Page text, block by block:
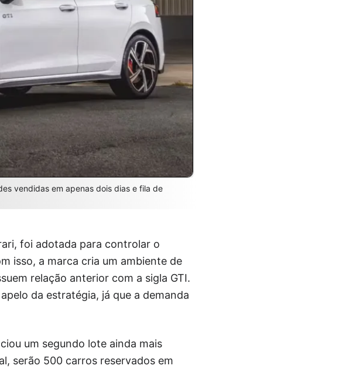
vendidas em apenas dois dias e fila de
foi adotada para controlar o
isso, a marca cria um ambiente de
relação anterior com a sigla GTI.
da estratégia, já que a demanda
um segundo lote ainda mais
serão 500 carros reservados em